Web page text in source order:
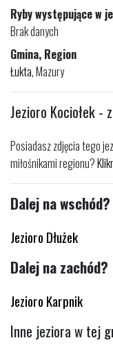
Ryby występujące w
Brak danych
Gmina, Region
Łukta, Mazury
Jezioro Kociołek -
Posiadasz zdjęcia tego
miłośnikami regionu?
Dalej na wschód?
Jezioro Dłużek
Dalej na zachód?
Jezioro Karpnik
Inne jeziora w tej